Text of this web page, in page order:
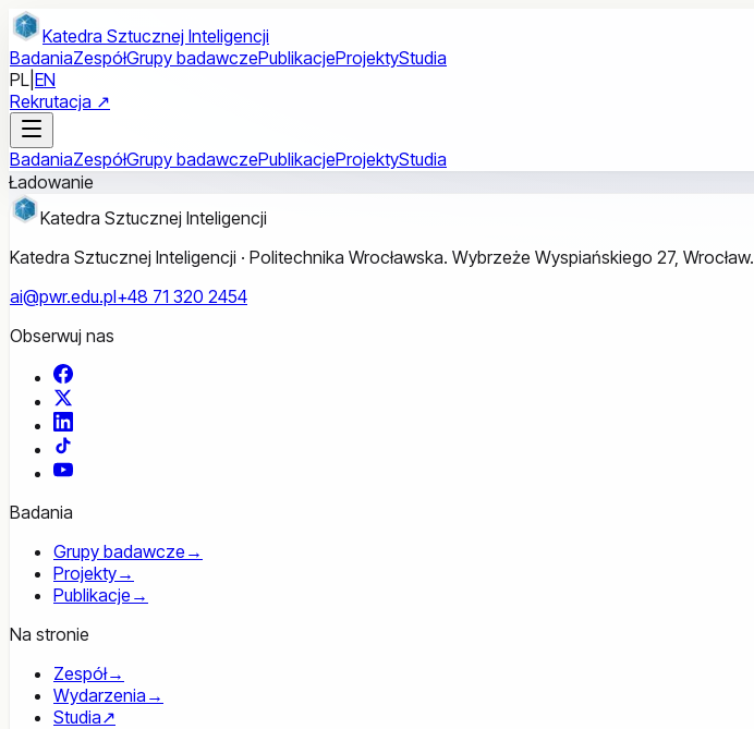
Przejdź do treści głównej
Katedra Sztucznej Inteligencji
BadaniaZespółGrupy badawczePublikacjeProjektyStudia
PL EN
Rekrutacja ↗
BadaniaZespółGrupy badawczePublikacjeProjektyStudia
Ładowanie
Katedra Sztucznej Inteligencji
Katedra Sztucznej Inteligencji · Politechnika Wrocławska. Wybrzeże Wyspiańskiego 27, Wrocław.
ai@pwr.edu.pl+48 71 320 2454
Obserwuj nas
Facebook
YouTube
Badania
Grupy badawcze →
Projekty→
Publikacje →
Na stronie
Zespół→
Wydarzenia →
Studia↗